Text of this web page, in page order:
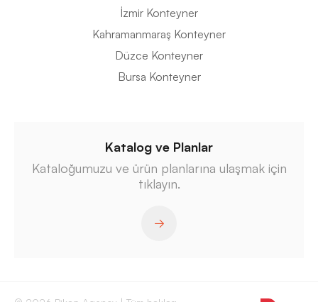
İzmir Konteyner
Kahramanmaraş Konteyner
Düzce Konteyner
Bursa Konteyner
Katalog ve Planlar
Kataloğumuzu ve ürün planlarına ulaşmak için
tıklayın.